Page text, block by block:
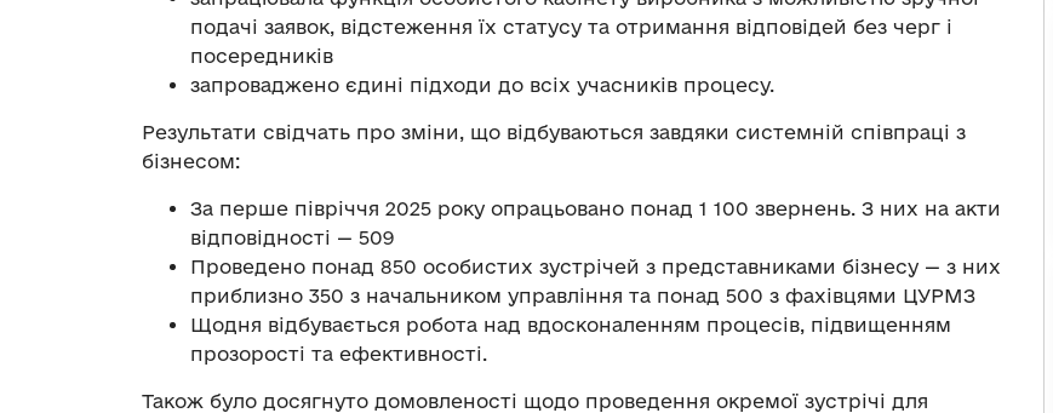
подачі заявок, відстеження їх статусу та отримання відповідей без черг і
посередників
запроваджено єдині підходи до всіх учасників процесу.
Результати свідчать про зміни, що відбуваються завдяки системній співпраці з
бізнесом:
За перше півріччя 2025 року опрацьовано понад 1 100 звернень. З них на акти
відповідності — 509
Проведено понад 850 особистих зустрічей з представниками бізнесу — з них
приблизно 350 з начальником управління та понад 500 з фахівцями ЦУРМЗ
Щодня відбувається робота над вдосконаленням процесів, підвищенням
прозорості та ефективності.
Також було досягнуто домовленості щодо проведення окремої зустрічі для